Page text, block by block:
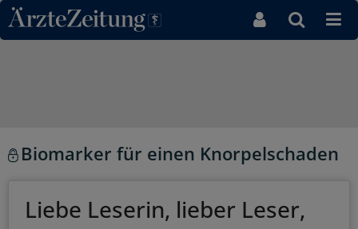
Direkt zum Inhaltsbereich
Biomarker für einen Knorpelschaden
Liebe Leserin, lieber Leser,